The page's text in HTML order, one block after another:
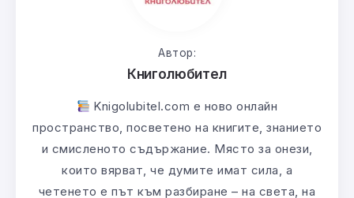
Автор:
Книголюбител
Knigolubitel.com е ново онлайн
пространство, посветено на книгите, знанието
и смисленото съдържание. Място за онези,
които вярват, че думите имат сила, а
четенето е път към разбиране – на света, на